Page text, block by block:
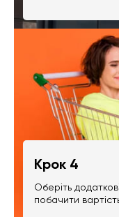
Крок 4
Оберіть
побачити